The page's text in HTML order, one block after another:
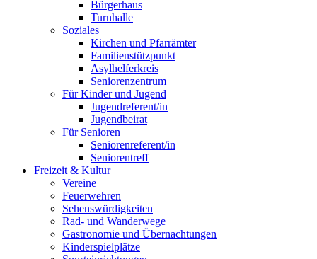
Bürgerhaus
Turnhalle
Soziales
Kirchen und Pfarrämter
Familienstützpunkt
Asylhelferkreis
Seniorenzentrum
Für Kinder und Jugend
Jugendreferent/in
Jugendbeirat
Für Senioren
Seniorenreferent/in
Seniorentreff
Freizeit & Kultur
Vereine
Feuerwehren
Sehenswürdigkeiten
Rad- und Wanderwege
Gastronomie und Übernachtungen
Kinderspielplätze